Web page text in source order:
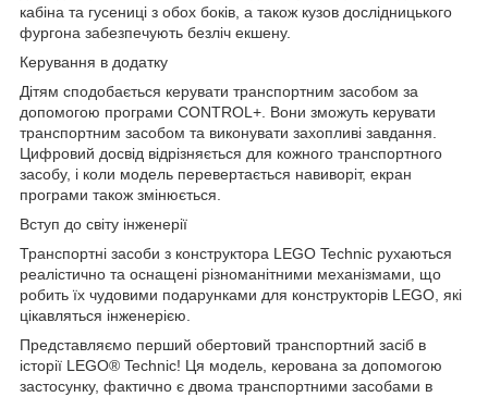
кабіна та гусениці з обох боків, а також кузов дослідницького
фургона забезпечують безліч екшену.
Керування в додатку
Дітям сподобається керувати транспортним засобом за
допомогою програми CONTROL+. Вони зможуть керувати
транспортним засобом та виконувати захопливі завдання.
Цифровий досвід відрізняється для кожного транспортного
засобу, і коли модель перевертається навиворіт, екран
програми також змінюється.
Вступ до світу інженерії
Транспортні засоби з конструктора LEGO Technic рухаються
реалістично та оснащені різноманітними механізмами, що
робить їх чудовими подарунками для конструкторів LEGO, які
цікавляться інженерією.
Представляємо перший обертовий транспортний засіб в
історії LEGO® Technic! Ця модель, керована за допомогою
застосунку, фактично є двома транспортними засобами в